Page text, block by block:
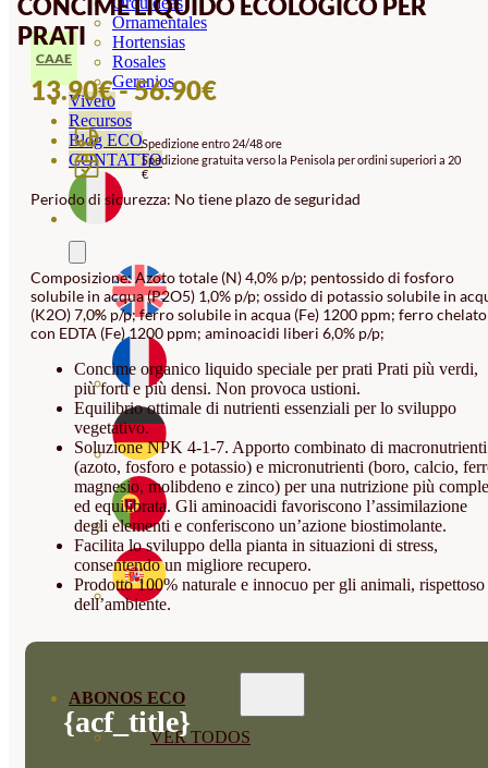
Ornamentales
Hortensias
Rosales
Geranios
Vivero
Recursos
Blog ECO
CONTATTO
ABONOS ECO
VER TODOS
PRATI
CAAE
13.90€-56.90€FASCIA
PREZZO:
13.90€
56.90€
Spedizione entro 24/48 ore
Spedizione gratuita verso la Penisola per ordini superiori a 20
€
Periodo di sicurezza: No tiene plazo de seguridad
Composizione: Azoto totale (N) 4,0% p/p; pentossido di fosforo
solubile in acqua (P2O5) 1,0% p/p; ossido di potassio solubile in
(K2O) 7,0% p/p; ferro solubile in acqua (Fe) 1200 ppm; ferro chelato
con EDTA (Fe) 1200 ppm; aminoacidi liberi 6,0% p/p;
Concime organico liquido speciale per prati Prati più verdi,
più forti e più densi. Non provoca ustioni.
Equilibrio ottimale di nutrienti essenziali per lo sviluppo
vegetativo.
Soluzione NPK 4-1-7. Apporto combinato di macronutrienti
(azoto, fosforo e potassio) e micronutrienti (boro, calcio,
magnesio, molibdeno e zinco) per una nutrizione più
ed equilibrata. Gli aminoacidi favoriscono l’assimilazione
degli elementi e conferiscono un’azione biostimolante.
Facilita lo sviluppo della pianta in situazioni di stress,
consentendo un migliore recupero.
Prodotto 100% naturale e innocuo per gli animali, rispettoso
dell’ambiente.
{acf_title}